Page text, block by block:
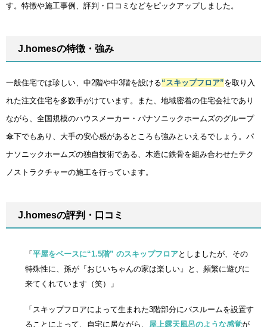
す。特徴や施工事例、評判・口コミなどをピックアップしました。
J.homesの特徴・強み
一般住宅では珍しい、中2階や中3階を設ける“スキップフロア”を取り入
れた注文住宅を多数手がけています。また、地域密着の住宅会社であり
ながら、全国規模のハウスメーカー・パナソニックホームズのグループ
傘下でもあり、大手の安心感があるところも強みといえるでしょう。パ
ナソニックホームズの独自技術である、木造に鉄骨を組み合わせたテク
ノストラクチャーの施工を行っています。
J.homesの評判・口コミ
「平屋をベースに“1.5階” のスキップフロアとしましたが、その
特殊性に、孫が『おじいちゃんの家は楽しい』と、頻繁に遊びに
来てくれています（笑）」
「スキップフロアによって生まれた3階部分にバスルームを設置す
ることによって、自宅に居ながら、 屋上露天風呂のような感覚が